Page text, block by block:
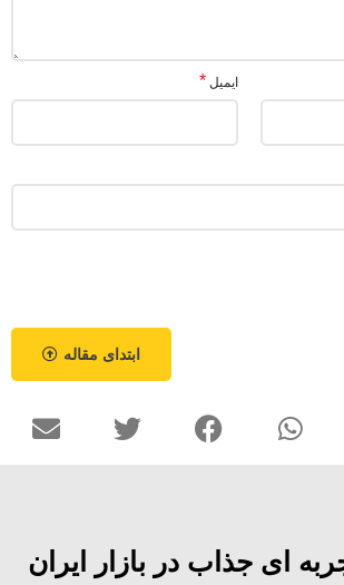
ایمیل *
ابتدای مقاله
ای جذاب در بازار ایران